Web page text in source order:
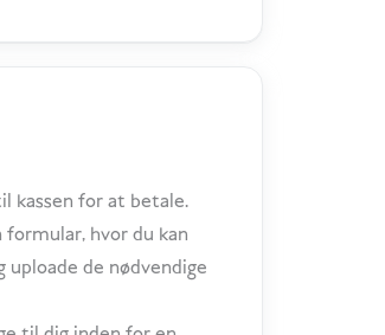
kassen for at betale.
hvor du kan
uploade de nødvendige